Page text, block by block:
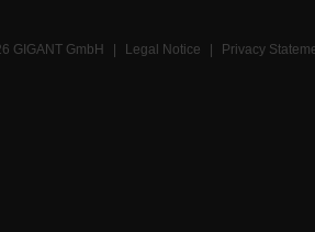
GIGANT GmbH | Legal Notice | Privacy